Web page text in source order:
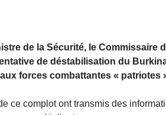
de la Sécurité, le Commissaire
de déstabilisation du
forces combattantes « patriotes
ce complot ont transmis des